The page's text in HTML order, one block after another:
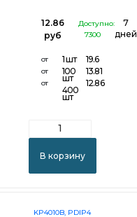
12.86
руб
Доступно:
7300
7
дней
от
от
от
1 шт
100
шт
400
шт
19.6
13.81
12.86
В корзину
KP4010B, PDIP4